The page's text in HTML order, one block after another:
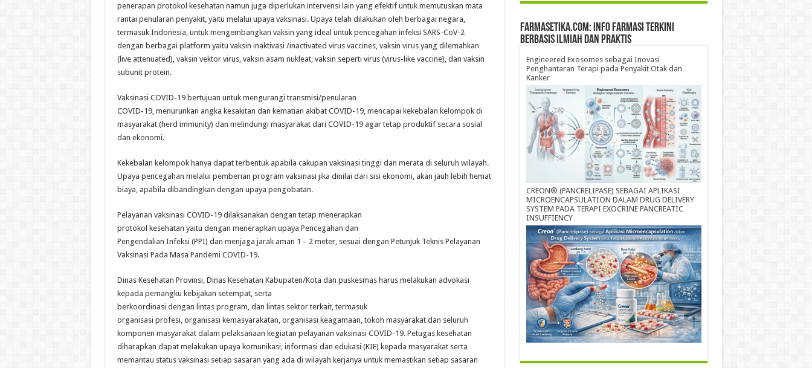
penerapan protokol kesehatan namun juga diperlukan intervensi lain yang efektif untuk memutuskan mata
rantai penularan penyakit, yaitu melalui upaya vaksinasi. Upaya telah dilakukan oleh berbagai negara,
termasuk Indonesia, untuk mengembangkan vaksin yang ideal untuk pencegahan infeksi SARS-CoV-2
dengan berbagai platform yaitu vaksin inaktivasi /inactivated virus vaccines, vaksin virus yang dilemahkan
(live attenuated), vaksin vektor virus, vaksin asam nukleat, vaksin seperti virus (virus-like vaccine), dan vaksin
subunit protein.
Vaksinasi COVID-19 bertujuan untuk mengurangi transmisi/penularan
COVID-19, menurunkan angka kesakitan dan kematian akibat COVID-19, mencapai kekebalan kelompok di
masyarakat (herd immunity) dan melindungi masyarakat dari COVID-19 agar tetap produktif secara sosial
dan ekonomi.
Kekebalan kelompok hanya dapat terbentuk apabila cakupan vaksinasi tinggi dan merata di seluruh wilayah.
Upaya pencegahan melalui pemberian program vaksinasi jika dinilai dari sisi ekonomi, akan jauh lebih hemat
biaya, apabila dibandingkan dengan upaya pengobatan.
Pelayanan vaksinasi COVID-19 dilaksanakan dengan tetap menerapkan
protokol kesehatan yaitu dengan menerapkan upaya Pencegahan dan
Pengendalian Infeksi (PPI) dan menjaga jarak aman 1 – 2 meter, sesuai dengan Petunjuk Teknis Pelayanan
Vaksinasi Pada Masa Pandemi COVID-19.
Dinas Kesehatan Provinsi, Dinas Kesehatan Kabupaten/Kota dan puskesmas harus melakukan advokasi
kepada pemangku kebijakan setempat, serta
berkoordinasi dengan lintas program, dan lintas sektor terkait, termasuk
organisasi profesi, organisasi kemasyarakatan, organisasi keagamaan, tokoh masyarakat dan seluruh
komponen masyarakat dalam pelaksanaan kegiatan pelayanan vaksinasi COVID-19. Petugas kesehatan
diharapkan dapat melakukan upaya komunikasi, informasi dan edukasi (KIE) kepada masyarakat serta
memantau status vaksinasi setiap sasaran yang ada di wilayah kerjanya untuk memastikan setiap sasaran
farmasetika.com: Info Farmasi Terkini
Berbasis Ilmiah dan Praktis
Engineered Exosomes sebagai Inovasi
Penghantaran Terapi pada Penyakit Otak dan
Kanker
CREON® (PANCRELIPASE) SEBAGAI APLIKASI
MICROENCAPSULATION DALAM DRUG DELIVERY
SYSTEM PADA TERAPI EXOCRINE PANCREATIC
INSUFFIENCY